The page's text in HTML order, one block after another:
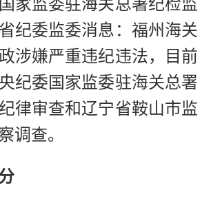
家监委驻海关总署纪检监
纪委监委消息：福州海关
涉嫌严重违纪违法，目前
纪委国家监委驻海关总署
律审查和辽宁省鞍山市监
调查。